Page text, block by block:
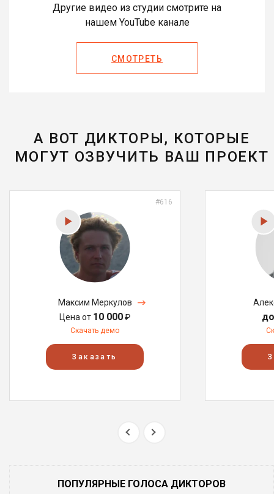
Другие видео из студии смотрите на
нашем YouTube канале
СМОТРЕТЬ
А ВОТ ДИКТОРЫ, КОТОРЫЕ
МОГУТ ОЗВУЧИТЬ ВАШ ПРОЕКТ
#616
Максим Меркулов
Цена от 10 000₽
Скачать демо
Заказать
ПОПУЛЯРНЫЕ ГОЛОСА ДИКТОРОВ